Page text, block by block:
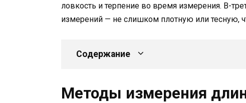
ловкость и терпение во время измерения. В-
измерений — не слишком плотную или тесную,
Содержание
Методы измерения